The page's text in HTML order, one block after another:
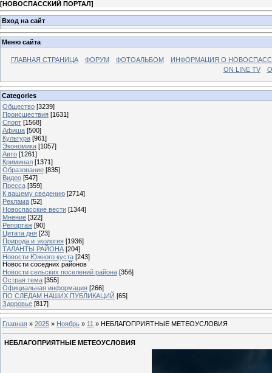
[НОВОСПАССКИЙ ПОРТАЛ]
Вход на сайт
Меню сайта
ГЛАВНАЯ СТРАНИЦА ФОРУМ ФОТОАЛЬБОМ
ИНФОРМАЦИЯ О
ON LINE TV
Categories
Общество [3239]
Происшествия [1631]
Спорт [1568]
Афиша [500]
Культура [961]
Экономика [1057]
Авто [1261]
Криминал [1371]
Образование [835]
Видео [547]
Пресса [359]
К вашему сведению [2714]
Реклама [52]
Новоспасские вести [1344]
Мнение [322]
Репортаж [90]
Цитата дня [23]
Природа и экология [1936]
ТАЛАНТЫ РАЙОНА [204]
Новости Южного куста [243]
Новости соседних районов
Новости сельских поселений района [356]
Острая тема [355]
Официальная информация [266]
ПО СЛЕДАМ НАШИХ ПУБЛИКАЦИЙ [65]
Здоровье [817]
Главная » 2025 » Ноябрь » 11 » НЕБЛАГОПРИЯТНЫЕ МЕТЕОУСЛОВИЯ
НЕБЛАГОПРИЯТНЫЕ МЕТЕОУСЛОВИЯ